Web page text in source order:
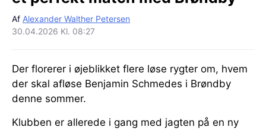
Af Alexander Walther Petersen
30.04.2026 Kl. 08:27
Der florerer i øjeblikket flere løse rygter om, hvem
der skal afløse Benjamin Schmedes i Brøndby
denne sommer.
Klubben er allerede i gang med jagten på en ny